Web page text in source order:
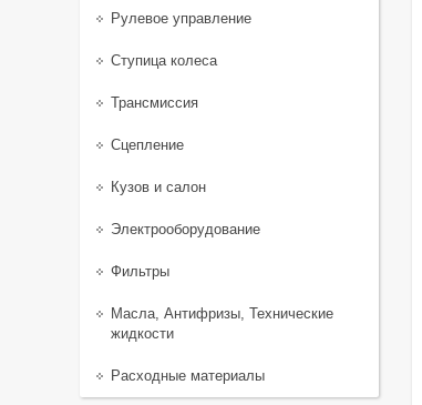
Рулевое управление
Ступица колеса
Трансмиссия
Сцепление
Кузов и салон
Электрооборудование
Фильтры
Масла, Антифризы, Технические
жидкости
Расходные материалы